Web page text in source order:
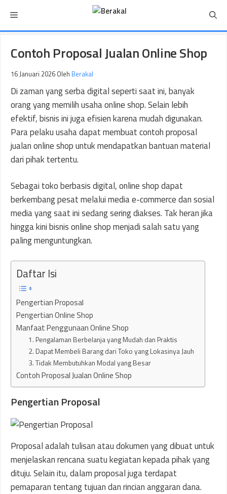
isi
Menu
Contoh Proposal Jualan Online Shop
16 Januari 2026 Oleh Berakal
Di zaman yang serba digital seperti saat ini, banyak
orang yang memilih usaha online shop. Selain lebih
efektif, bisnis ini juga efisien karena mudah digunakan.
Para pelaku usaha dapat membuat contoh proposal
jualan online shop untuk mendapatkan bantuan material
dari pihak tertentu.
Sebagai toko berbasis digital, online shop dapat
berkembang pesat melalui media e-commerce dan sosial
media yang saat ini sedang sering diakses. Tak heran jika
hingga kini bisnis online shop menjadi salah satu yang
paling menguntungkan.
Daftar Isi
Pengertian Proposal
Pengertian Online Shop
Manfaat Penggunaan Online Shop
1. Pengalaman Berbelanja yang Mudah dan Praktis
2. Dapat Membeli Barang dari Toko yang Lokasinya Jauh
3. Tidak Membutuhkan Modal yang Besar
Contoh Proposal Jualan Online Shop
Pengertian Proposal
Proposal adalah tulisan atau dokumen yang dibuat untuk
menjelaskan rencana suatu kegiatan kepada pihak yang
dituju. Selain itu, dalam proposal juga terdapat
pemaparan tentang tujuan dan rincian anggaran dana.